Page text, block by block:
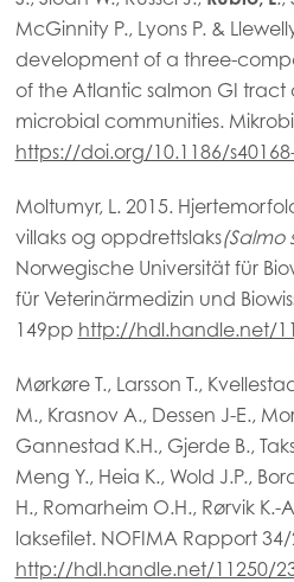
Mowi Korea
Mowi Taiwan
Europe
Mowi Belgium (NL)
Mowi Czechia (CZ)
Mowi Czechia (EN)
Mowi France
Mowi Germany
Mowi Ireland
Mowi Italy
Weiter
McGinnity P., Lyons P. &
development of a three-
of the Atlantic salmon GI tract
microbial communities.
https://doi.org/10.1186/
Moltumyr, L. 2015.
villaks og oppdrettslaks(Salmo
Norwegische Universität für
für Veterinärmedizin und
149pp http://hdl.handle.net/
Mørkøre T., Larsson T.,
M., Krasnov A., Dessen J-E.,
Gannestad K.H., Gjerde B.,
Meng Y., Heia K., Wold J.P.,
H., Romarheim O.H., Rørvik K.-
laksefilet. NOFIMA Rapport
http://hdl.handle.net/11250/